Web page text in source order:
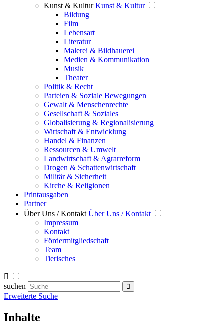
Kunst & Kultur Kunst & Kultur
Bildung
Film
Lebensart
Literatur
Malerei & Bildhauerei
Medien & Kommunikation
Musik
Theater
Politik & Recht
Parteien & Soziale Bewegungen
Gewalt & Menschenrechte
Gesellschaft & Soziales
Globalisierung & Regionalisierung
Wirtschaft & Entwicklung
Handel & Finanzen
Ressourcen & Umwelt
Landwirtschaft & Agrarreform
Drogen & Schattenwirtschaft
Militär & Sicherheit
Kirche & Religionen
Printausgaben
Partner
Über Uns / Kontakt Über Uns / Kontakt
Impressum
Kontakt
Fördermitgliedschaft
Team
Tierisches
suchen
Erweiterte Suche
Inhalte